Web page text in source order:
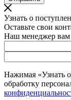
Узнать о
Оставьте свои
Наш менеджер вам
Нажимая «Узнать
обработку